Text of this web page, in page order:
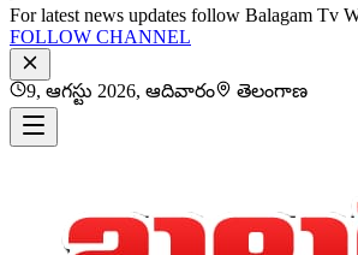
For latest news updates follow Balagam Tv
FOLLOW CHANNEL
9, ఆగస్టు 2026, ఆదివారం తెలంగాణ